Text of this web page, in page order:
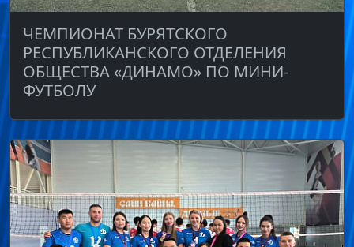
ЧЕМПИОНАТ БУРЯТСКОГО
РЕСПУБЛИКАНСКОГО ОТДЕЛЕНИЯ
ОБЩЕСТВА «ДИНАМО» ПО МИНИ-
ФУТБОЛУ